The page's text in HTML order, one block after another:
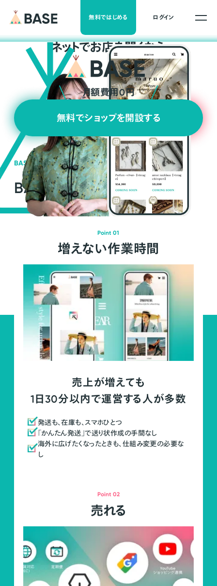
無料ではじめる ログイン
ネットでお店を開くなら
月額費用0円
無料でショップを開設する
BASEの強み
BASEが強い3つの理由
Point 01
増えない作業時間
売上が増えても
1日30分以内で運営する人が多数
発送も、在庫も、スマホひとつ
「かんたん発送」で送り状作成の手間なし
海外に広げたくなったときも、仕組み変更の必要な
し
Point 02
売れる